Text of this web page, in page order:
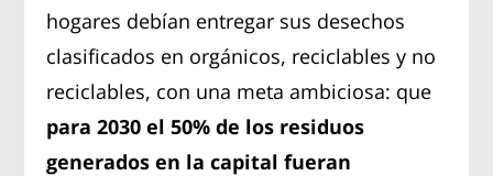
hogares debían entregar sus desechos
clasificados en orgánicos, reciclables y no
reciclables, con una meta ambiciosa: que
para 2030 el 50% de los residuos
generados en la capital fueran